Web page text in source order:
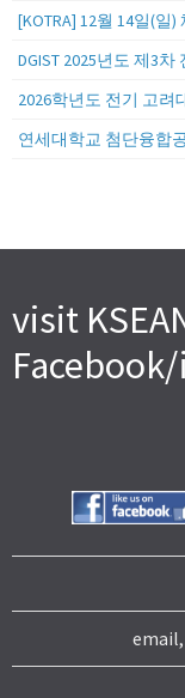
[KOTRA] 12월 14일(일
DGIST 2025년도 제3
2026학년도 전기 고려
visit
email,